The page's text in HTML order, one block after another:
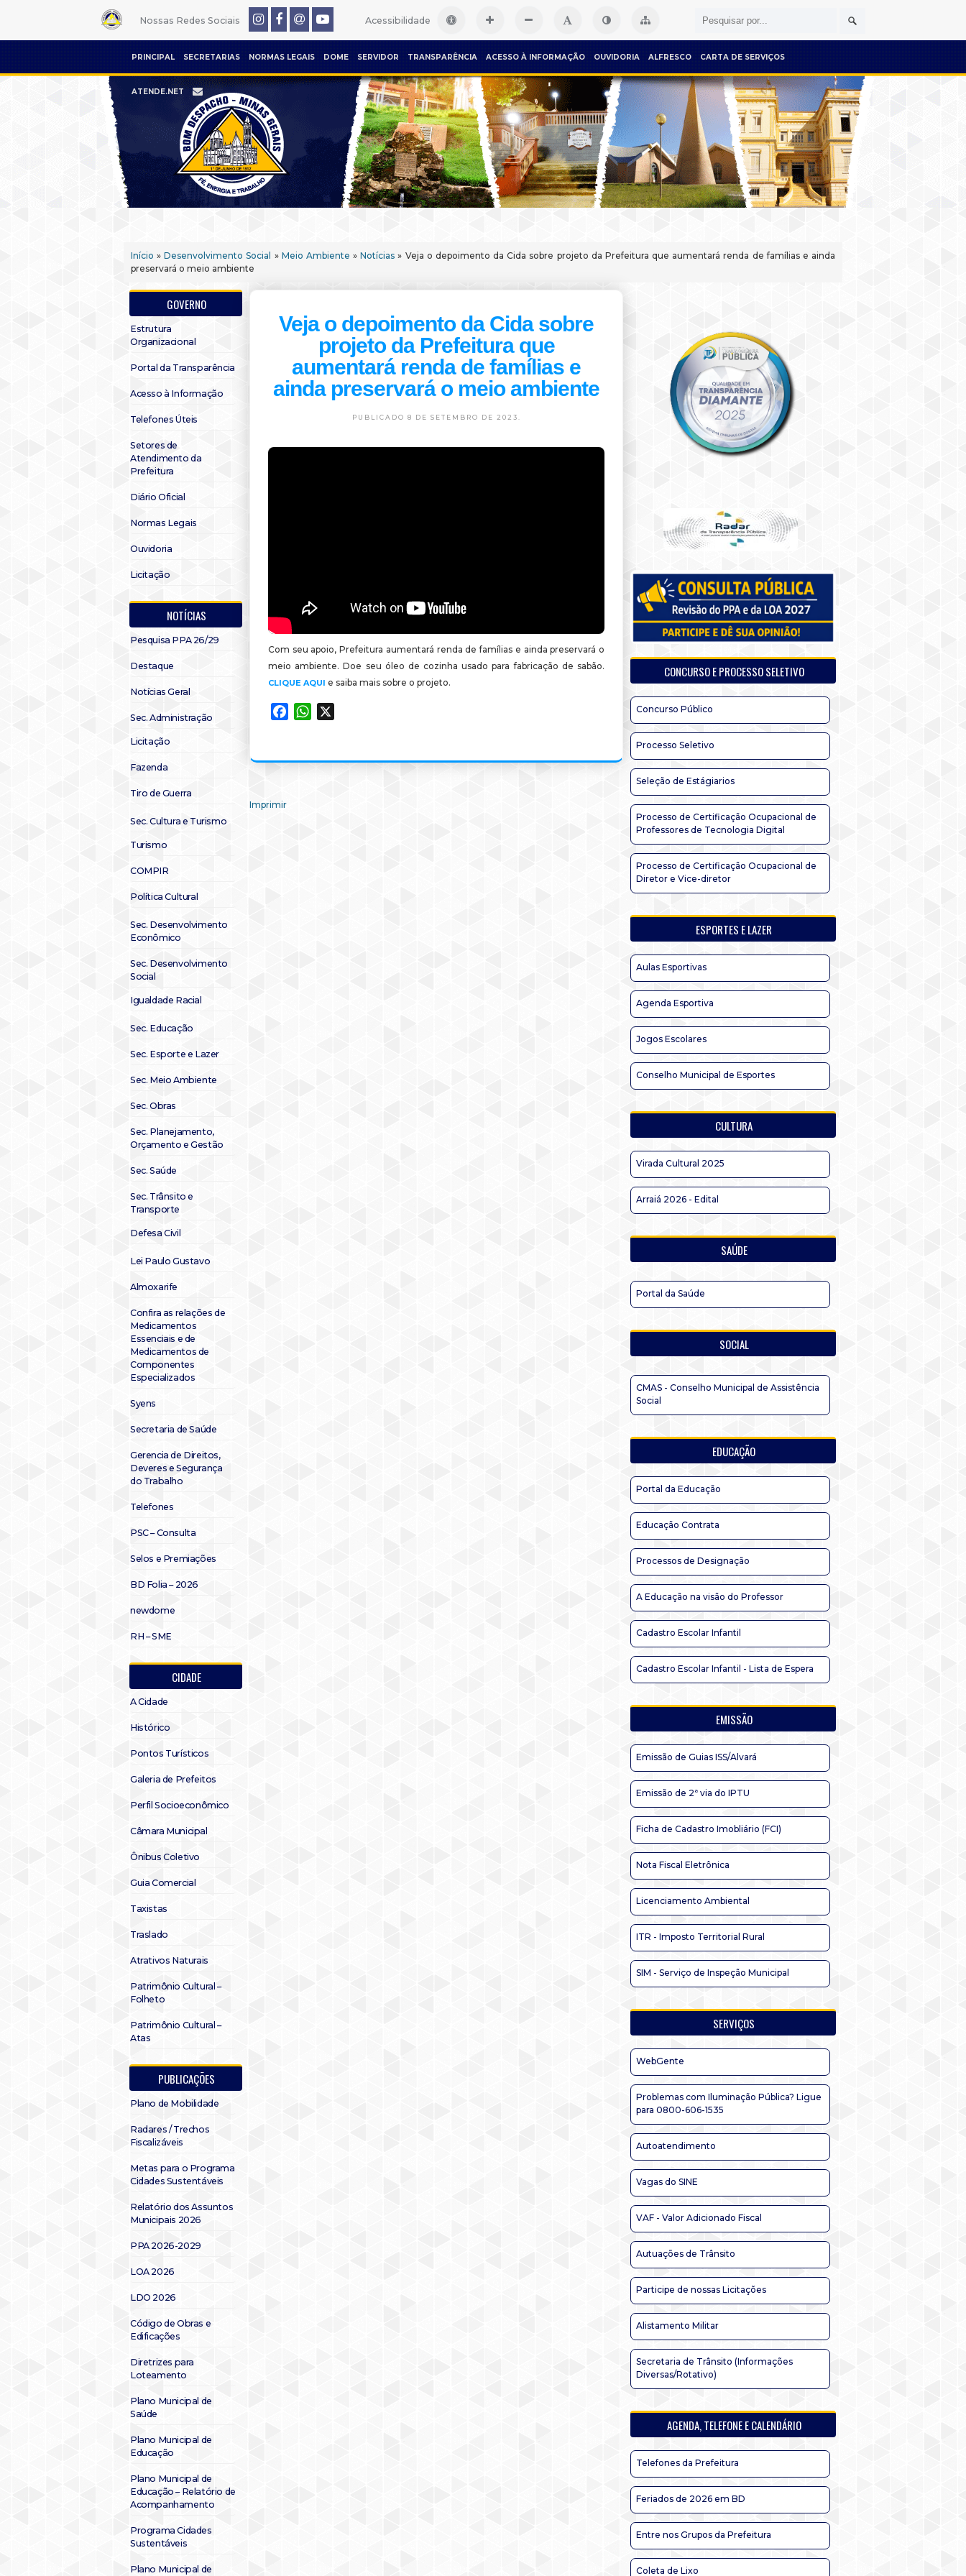
Nossas Redes Sociais Acessibilidade
PRINCIPAL SECRETARIAS NORMAS LEGAIS DOME SERVIDOR TRANSPARÊNCIA ACESSO À INFORMAÇÃO OUVIDORIA ALFRESCO CARTA DE SERVIÇOS
ATENDE.NET
Início »Desenvolvimento Social » Meio Ambiente »Notícias » Veja o depoimento da Cida sobre projeto da Prefeitura que aumentará renda de famílias e ainda
preservará o meio ambiente
GOVERNO
Estrutura
Organizacional
Portal da Transparência
Acesso à Informação
Telefones Úteis
Setores de
Atendimento da
Prefeitura
Diário Oficial
Normas Legais
Ouvidoria
Licitação
NOTÍCIAS
Pesquisa PPA 26/29
Destaque
Notícias Geral
Sec. Administração
Licitação
Fazenda
Tiro de Guerra
Sec. Cultura e Turismo
Turismo
COMPIR
Política Cultural
Sec. Desenvolvimento
Econômico
Sec. Desenvolvimento
Social
Igualdade Racial
Sec. Educação
Sec. Esporte e Lazer
Sec. Meio Ambiente
Sec. Obras
Sec. Planejamento,
Orçamento e Gestão
Sec. Saúde
Sec. Trânsito e
Transporte
Defesa Civil
Lei Paulo Gustavo
Almoxarife
Confira as relações de
Medicamentos
Essenciais e de
Medicamentos de
Componentes
Especializados
Syens
Secretaria de Saúde
Gerencia de Direitos,
Deveres e Segurança
do Trabalho
Telefones
PSC – Consulta
Selos e Premiações
BD Folia – 2026
newdome
RH – SME
CIDADE
A Cidade
Histórico
Pontos Turísticos
Galeria de Prefeitos
Perfil Socioeconômico
Câmara Municipal
Ônibus Coletivo
Guia Comercial
Taxistas
Traslado
Atrativos Naturais
Patrimônio Cultural –
Folheto
Patrimônio Cultural –
Atas
PUBLICAÇÕES
Plano de Mobilidade
Radares / Trechos
Fiscalizáveis
Metas para o Programa
Cidades Sustentáveis
Relatório dos Assuntos
Municipais 2026
PPA 2026-2029
LOA 2026
LDO 2026
Código de Obras e
Edificações
Diretrizes para
Loteamento
Plano Municipal de
Saúde
Plano Municipal de
Educação
Plano Municipal de
Educação – Relatório de
Acompanhamento
Programa Cidades
Sustentáveis
Plano Municipal de
Veja o depoimento da Cida sobre
projeto da Prefeitura que
aumentará renda de famílias e
ainda preservará o meio ambiente
PUBLICADO 8 DE SETEMBRO DE 2023.
Com seu apoio, Prefeitura aumentará renda de famílias e ainda preservará o
meio ambiente. Doe seu óleo de cozinha usado para fabricação de sabão.
CLIQUE AQUI e saiba mais sobre o projeto.
FacebookWhatsApp
Imprimir
CONCURSO E PROCESSO SELETIVO
Concurso Público
Processo Seletivo
Seleção de Estágiarios
Processo de Certificação Ocupacional de
Professores de Tecnologia Digital
Processo de Certificação Ocupacional de
Diretor e Vice-diretor
ESPORTES E LAZER
Aulas Esportivas
Agenda Esportiva
Jogos Escolares
Conselho Municipal de Esportes
CULTURA
Virada Cultural 2025
Arraiá 2026 - Edital
SAÚDE
Portal da Saúde
SOCIAL
CMAS - Conselho Municipal de Assistência
Social
EDUCAÇÃO
Portal da Educação
Educação Contrata
Processos de Designação
A Educação na visão do Professor
Cadastro Escolar Infantil
Cadastro Escolar Infantil - Lista de Espera
EMISSÃO
Emissão de Guias ISS/Alvará
Emissão de 2ª via do IPTU
Ficha de Cadastro Imobliário (FCI)
Nota Fiscal Eletrônica
Licenciamento Ambiental
ITR - Imposto Territorial Rural
SIM - Serviço de Inspeção Municipal
SERVIÇOS
WebGente
Problemas com Iluminação Pública? Ligue
para 0800-606-1535
Autoatendimento
Vagas do SINE
VAF - Valor Adicionado Fiscal
Autuações de Trânsito
Participe de nossas Licitações
Alistamento Militar
Secretaria de Trânsito (Informações
Diversas/Rotativo)
AGENDA, TELEFONE E CALENDÁRIO
Telefones da Prefeitura
Feriados de 2026 em BD
Entre nos Grupos da Prefeitura
Coleta de Lixo